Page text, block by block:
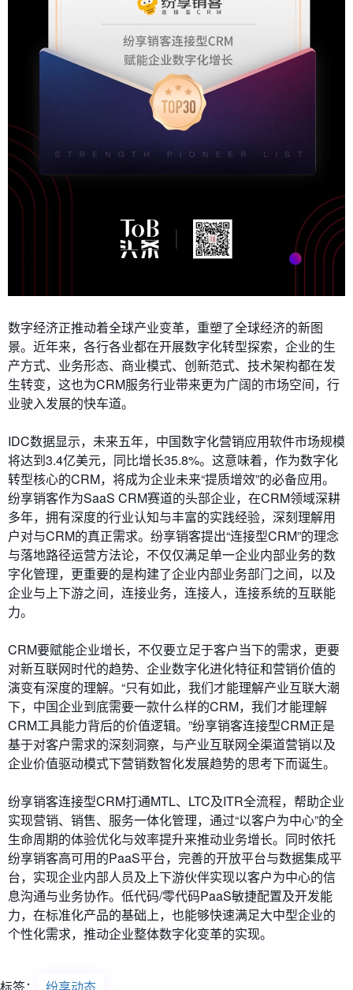
数字经济正推动着全球产业变革，重塑了全球经济的新图
景。近年来，各行各业都在开展数字化转型探索，企业的生
产方式、业务形态、商业模式、创新范式、技术架构都在发
生转变，这也为CRM服务行业带来更为广阔的市场空间，行
业驶入发展的快车道。
IDC数据显示，未来五年，中国数字化营销应用软件市场规模
将达到3.4亿美元，同比增长35.8%。这意味着，作为数字化
转型核心的CRM，将成为企业未来“提质增效”的必备应用。
纷享销客作为SaaS CRM赛道的头部企业，在CRM领域深耕
多年，拥有深度的行业认知与丰富的实践经验，深刻理解用
户对与CRM的真正需求。纷享销客提出“连接型CRM”的理念
与落地路径运营方法论，不仅仅满足单一企业内部业务的数
字化管理，更重要的是构建了企业内部业务部门之间，以及
企业与上下游之间，连接业务，连接人，连接系统的互联能
力。
CRM要赋能企业增长，不仅要立足于客户当下的需求，更要
对新互联网时代的趋势、企业数字化进化特征和营销价值的
演变有深度的理解。“只有如此，我们才能理解产业互联大潮
下，中国企业到底需要一款什么样的CRM，我们才能理解
CRM工具能力背后的价值逻辑。”纷享销客连接型CRM正是
基于对客户需求的深刻洞察，与产业互联网全渠道营销以及
企业价值驱动模式下营销数智化发展趋势的思考下而诞生。
纷享销客连接型CRM打通MTL、LTC及ITR全流程，帮助企业
实现营销、销售、服务一体化管理，通过“以客户为中心”的全
生命周期的体验优化与效率提升来推动业务增长。同时依托
纷享销客高可用的PaaS平台，完善的开放平台与数据集成平
台，实现企业内部人员及上下游伙伴实现以客户为中心的信
息沟通与业务协作。低代码/零代码PaaS敏捷配置及开发能
力，在标准化产品的基础上，也能够快速满足大中型企业的
个性化需求，推动企业整体数字化变革的实现。